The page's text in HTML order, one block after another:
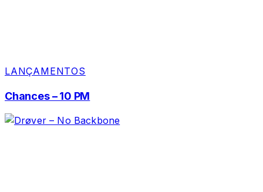
LANÇAMENTOS
Chances – 10 PM